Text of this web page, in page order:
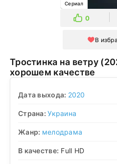
Сериал
0
В
Тростинка на ветру (2020) смотреть в
хорошем качестве
Дата выхода: 2020
Страна:Украина
Жанр: мелодрама
В качестве: Full HD